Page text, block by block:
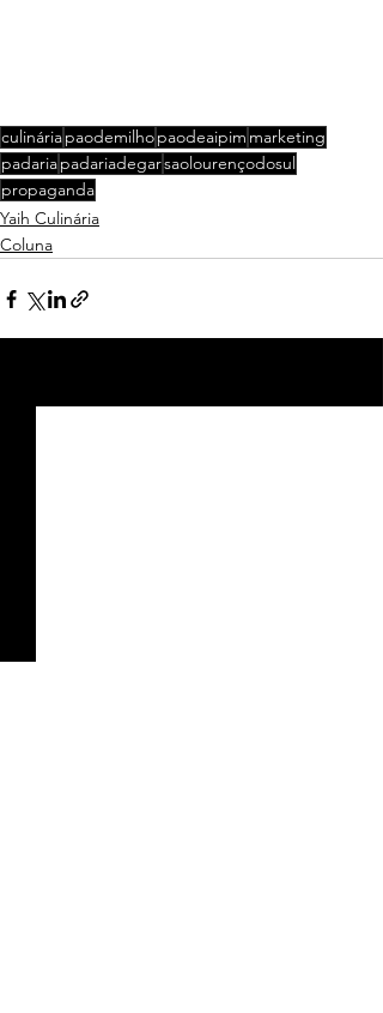
culináriapaodemilhopaodeaipim marketing
padariapadariadegarsaolourençodosul
propaganda
Yaih Culinária
Coluna